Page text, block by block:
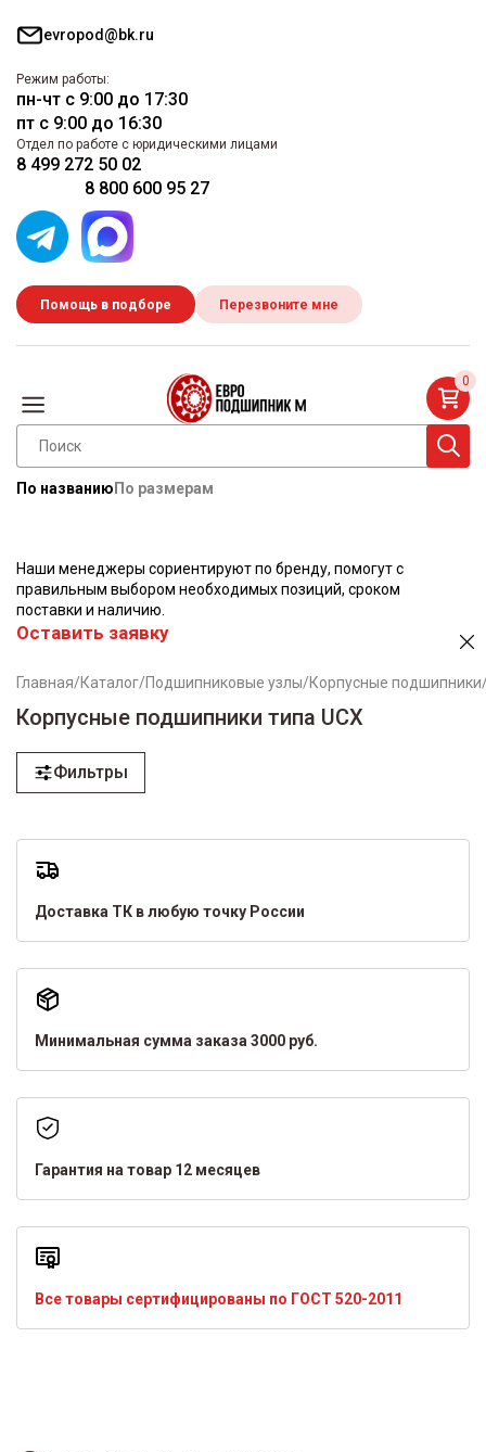
evropod@bk.ru
Режим работы:
пн-чт с 9:00 до 17:30
пт с 9:00 до 16:30
Отдел по работе с юридическими лицами
8 499 272 50 02
8 800 600 95 27
Помощь в подборе Перезвоните мне
По названию По размерам
0
Наши менеджеры сориентируют по бренду, помогут с
правильным выбором необходимых позиций, сроком
поставки и наличию.
Оставить заявку
Главная/Каталог/Подшипниковые узлы/Корпусные подшипники
Корпусные подшипники типа UCX
Фильтры
Доставка ТК в любую точку России
Минимальная сумма заказа 3000 руб.
Гарантия на товар 12 месяцев
Все товары сертифицированы по ГОСТ 520-2011